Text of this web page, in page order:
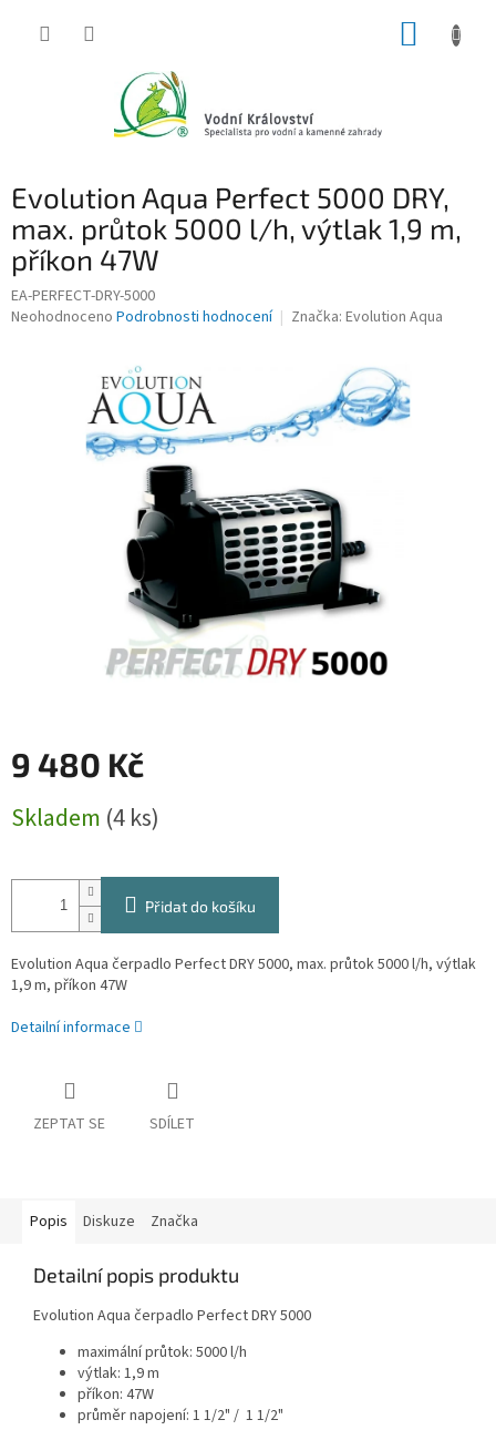
Evolution Aqua Perfect 5000 DRY,
max. průtok 5000 l/h, výtlak 1,9 m,
příkon 47W
EA-PERFECT-DRY-5000
Průměrné
Neohodnoceno Podrobnosti hodnocení Značka: Evolution Aqua
9 480 Kč
cena:
Skladem (4 ks)
Přidat do košíku
Evolution Aqua čerpadlo Perfect DRY 5000, max. průtok 5000 l/h, výtlak
1,9 m, příkon 47W
Detailní informace
ZEPTAT SE SDÍLET
Popis Diskuze Značka
Detailní popis produktu
Evolution Aqua čerpadlo Perfect DRY 5000
maximální průtok: 5000 l/h
výtlak: 1,9 m
příkon: 47W
průměr napojení: 1 1/2" / 1 1/2"